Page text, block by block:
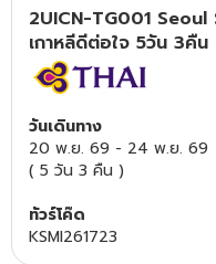
2UICN-TG001
เกาหลีดีต่อใจ 5วัน 3คืน
วันเดินทาง
20 พ.ย. 69 - 24 พ.ย. 69
( 5 วัน 3 คืน )
ทัวร์โค๊ด
KSMI261723
ทัวร์อียิปต์
ทัวร์จอร์เจีย
ทัวร์อินเดีย
ทัวร์บาหลี